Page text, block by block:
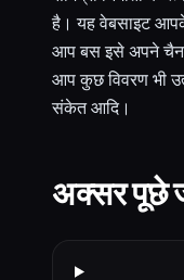
है। यह वेबसाइट
आप बस इसे अपने
आप कुछ विवरण भी
संकेत आदि।
अक्सर पूछे